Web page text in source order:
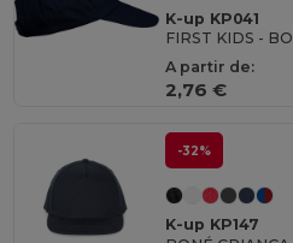
K-up KP041
FIRST KIDS -
A partir de:
2,76 €
-32%
K-up KP147